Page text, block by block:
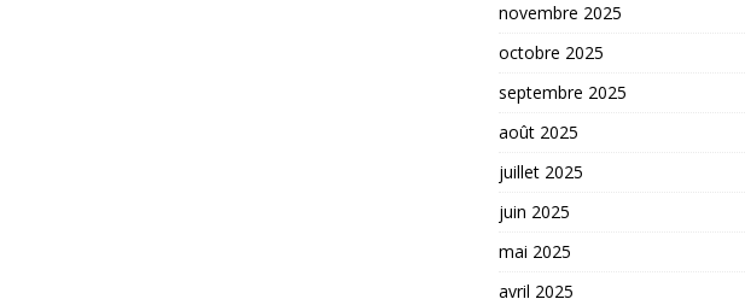
novembre 2025
octobre 2025
septembre 2025
août 2025
juillet 2025
juin 2025
mai 2025
avril 2025